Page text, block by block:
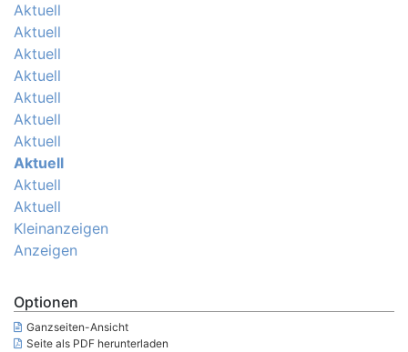
Aktuell
Aktuell
Aktuell
Aktuell
Aktuell
Aktuell
Aktuell
Aktuell
Aktuell
Aktuell
Kleinanzeigen
Anzeigen
Optionen
Ganzseiten-Ansicht
Seite als PDF herunterladen